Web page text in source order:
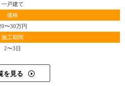
一戸建て
価格
〜30万円
施工期間
2〜3日
を見る